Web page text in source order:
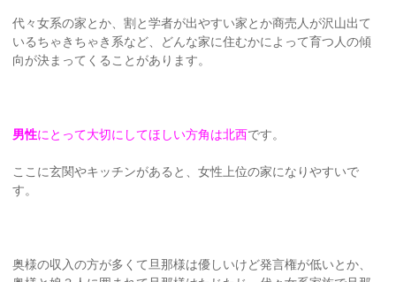
代々女系の家とか、割と学者が出やすい家とか商売人が沢山出て
いるちゃきちゃき系など、どんな家に住むかによって育つ人の傾
向が決まってくることがあります。
男性にとって大切にしてほしい方角は北西です。
ここに玄関やキッチンがあると、女性上位の家になりやすいで
す。
奥様の収入の方が多くて旦那様は優しいけど発言権が低いとか、